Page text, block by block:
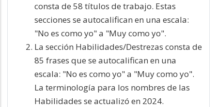
consta de 58 títulos de trabajo. Estas
secciones se autocalifican en una escala:
"No es como yo" a "Muy como yo".
La sección Habilidades/Destrezas consta de
85 frases que se autocalifican en una
escala: "No es como yo" a "Muy como yo".
La terminología para los nombres de las
Habilidades se actualizó en 2024.